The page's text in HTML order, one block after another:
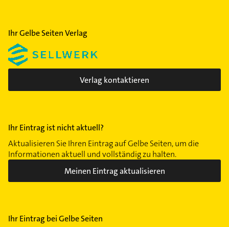
Ihr Gelbe Seiten Verlag
Verlag kontaktieren
Ihr Eintrag ist nicht aktuell?
Aktualisieren Sie Ihren Eintrag auf Gelbe Seiten, um die
Informationen aktuell und vollständig zu halten.
Meinen Eintrag aktualisieren
Ihr Eintrag bei Gelbe Seiten